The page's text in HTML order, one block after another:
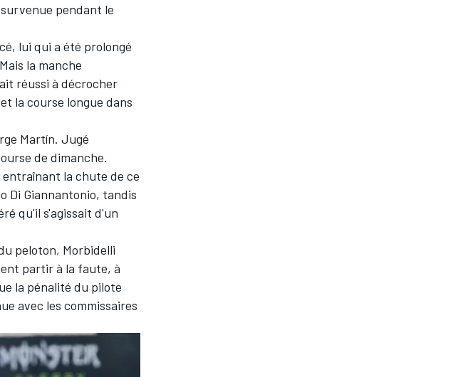
pendant le
lui qui a été prolongé
la manche
réussi à décrocher
la course longue dans
Martín. Jugé
de dimanche.
entraînant la chute de ce
Di Giannantonio, tandis
qu'il s'agissait d'un
peloton, Morbidelli
partir à la faute, à
la pénalité du pilote
avec les commissaires